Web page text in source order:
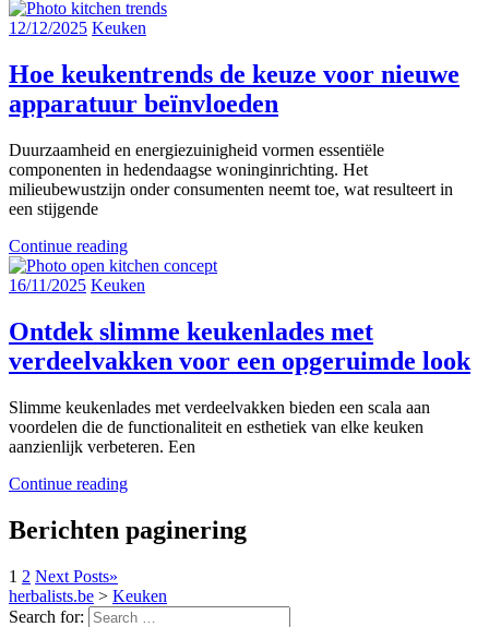
12/12/2025 Keuken
Hoe keukentrends de keuze voor nieuwe
apparatuur beïnvloeden
Duurzaamheid en energiezuinigheid vormen essentiële
componenten in hedendaagse woninginrichting. Het
milieubewustzijn onder consumenten neemt toe, wat resulteert in
een stijgende
Continue reading
16/11/2025 Keuken
Ontdek slimme keukenlades met
verdeelvakken voor een opgeruimde look
Slimme keukenlades met verdeelvakken bieden een scala aan
voordelen die de functionaliteit en esthetiek van elke keuken
aanzienlijk verbeteren. Een
Continue reading
Berichten paginering
1 2 Next Posts»
herbalists.be > Keuken
Search for: